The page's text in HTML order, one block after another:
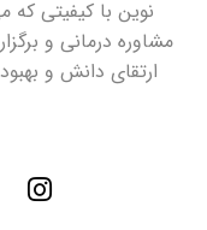
نوین با کیفیتی که
مشاوره درمانی و
ارتقای دانش و